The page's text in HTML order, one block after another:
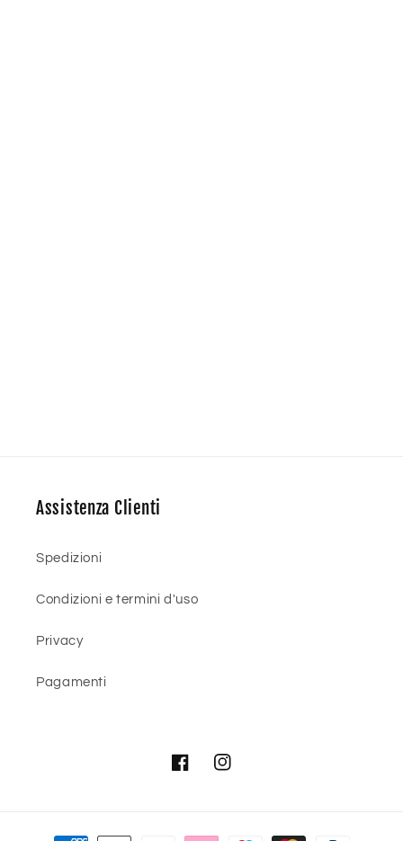
Assistenza Clienti
Spedizioni
Condizioni e termini d'uso
Privacy
Pagamenti
FacebookInstagram
Metodi